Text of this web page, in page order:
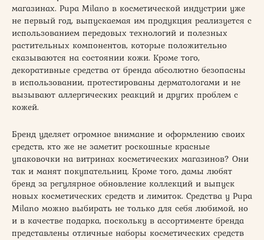
магазинах. Pupa Milano в косметической индустрии уже
не первый год, выпускаемая им продукция реализуется с
использованием передовых технологий и полезных
растительных компонентов, которые положительно
сказываются на состоянии кожи. Кроме того,
декоративные средства от бренда абсолютно безопасны
в использовании, протестированы дерматологами и не
вызывают аллергических реакций и других проблем с
кожей.
Бренд уделяет огромное внимание и оформлению своих
средств, кто же не заметит роскошные красные
упаковочки на витринах косметических магазинов? Они
так и манят покупательниц. Кроме того, дамы любят
бренд за регулярное обновление коллекций и выпуск
новых косметических средств и лимиток. Средства у Pupa
Milano можно выбирать не только для себя любимой, но
и в качестве подарка, поскольку в ассортименте бренда
представлены отличные наборы косметических средств